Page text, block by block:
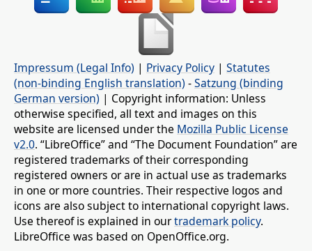
Impressum (Legal Info) | Privacy Policy | Statutes
(non-binding English translation) -Satzung (binding
German version) | Copyright information: Unless
otherwise specified, all text and images on this
website are licensed under the Mozilla Public License
v2.0. “LibreOffice” and “The Document Foundation” are
registered trademarks of their corresponding
registered owners or are in actual use as trademarks
in one or more countries. Their respective logos and
icons are also subject to international copyright laws.
Use thereof is explained in ourtrademark policy.
LibreOffice was based on OpenOffice.org.